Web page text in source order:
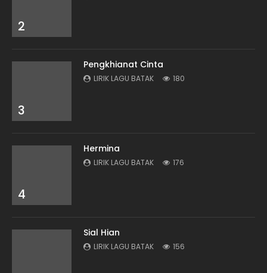
2
3
Pengkhianat Cinta
LIRIK LAGU BATAK 180
4
Hermina
LIRIK LAGU BATAK 176
Sial Hian
LIRIK LAGU BATAK 156